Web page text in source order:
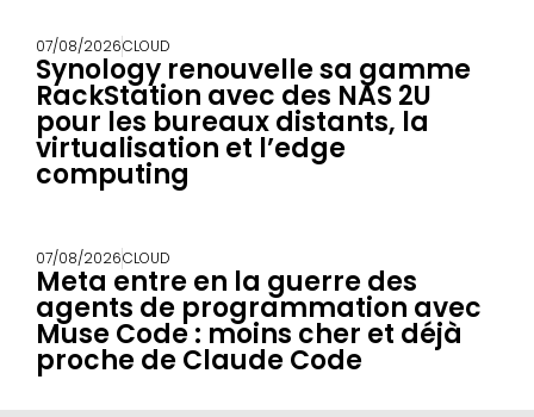
07/08/2026CLOUD
Synology renouvelle sa gamme
RackStation avec des NAS 2U
pour les bureaux distants, la
virtualisation et l’edge
computing
07/08/2026CLOUD
Meta entre en la guerre des
agents de programmation avec
Muse Code : moins cher et déjà
proche de Claude Code